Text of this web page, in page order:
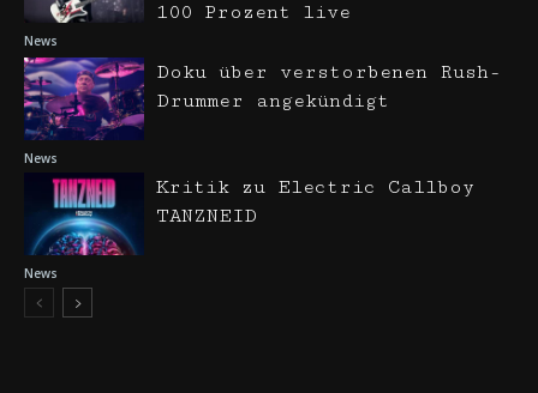
News
100 Prozent live
News
Doku über verstorbenen Rush-
Drummer angekündigt
News
Kritik zu Electric Callboy
TANZNEID